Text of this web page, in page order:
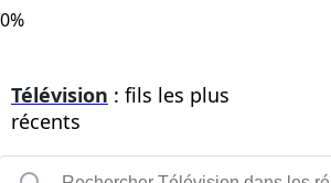
0%
Télévision : fils les plus
récents